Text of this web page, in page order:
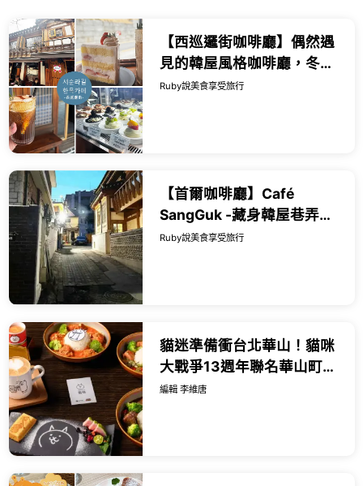
【西巡邏街咖啡廳】偶然遇
見的韓屋風格咖啡廳，冬天
戶外還有電毯超貼心 ，享受
Ruby說美食享受旅行
【首爾咖啡廳】Café
SangGuk -藏身韓屋巷弄的
景觀咖啡廳，頂樓欣賞首爾
Ruby說美食享受旅行
貓迷準備衝台北華山！貓咪
大戰爭13週年聯名華山町餐
酒館，限量貓罐頭蛋糕與造
編輯 李維唐